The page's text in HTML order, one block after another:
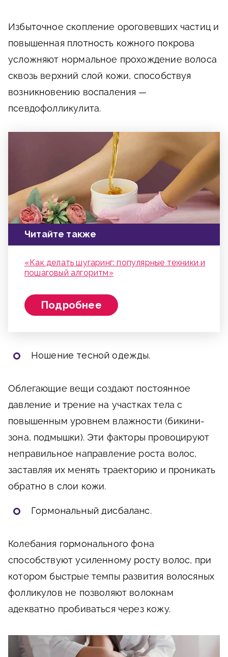
Избыточное скопление ороговевших частиц и
повышенная плотность кожного покрова
усложняют нормальное прохождение волоса
сквозь верхний слой кожи, способствуя
возникновению воспаления —
псевдофолликулита.
Читайте также
«Как делать шугаринг: популярные техники и
пошаговый алгоритм»
Подробнее
Ношение тесной одежды.
Облегающие вещи создают постоянное
давление и трение на участках тела с
повышенным уровнем влажности (бикини-
зона, подмышки). Эти факторы провоцируют
неправильное направление роста волос,
заставляя их менять траекторию и проникать
обратно в слои кожи.
Гормональный дисбаланс.
Колебания гормонального фона
способствуют усиленному росту волос, при
котором быстрые темпы развития волосяных
фолликулов не позволяют волокнам
адекватно пробиваться через кожу.